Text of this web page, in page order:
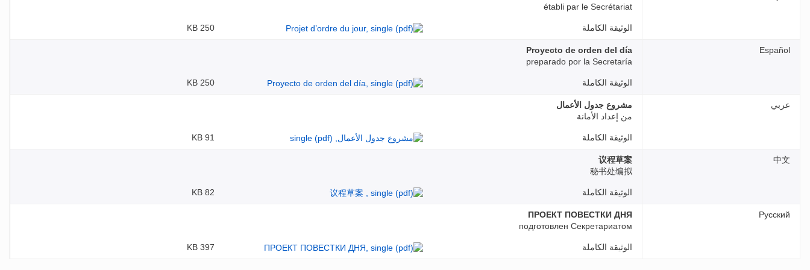
établi par le Secrétariat
الوثيقة الكاملة 250 KB
Español
Proyecto de orden del día
preparado por la Secretaría
الوثيقة الكاملة 250 KB
عربي
مشروع جدول الأعمال
من إعداد الأمانة
الوثيقة الكاملة 91 KB
中文
议程草案
秘书处编拟
الوثيقة الكاملة 82 KB
Русский
ПРОЕКТ ПОВЕСТКИ ДНЯ
подготовлен Секретариатом
الوثيقة الكاملة 397 KB